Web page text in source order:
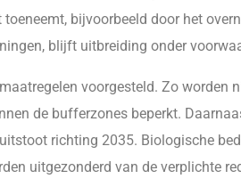
bijvoorbeeld door het
blijft uitbreiding onder
voorgesteld. Zo worden
de bufferzones beperkt.
richting 2035. Biologische
uitgezonderd van de verplichte